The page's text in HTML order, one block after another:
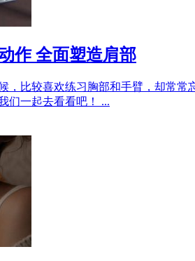
作 全面塑造肩部
，比较喜欢练习胸部和手臂，却常
们一起去看看吧！ ...